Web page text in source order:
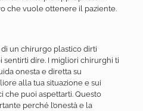
che vuole ottenere il paziente.
un chirurgo plastico dirti
sentirti dire. I migliori chirurghi ti
onesta e diretta su
alla tua situazione e sui
che puoi aspettarti. Questo
perché l’onestà e la